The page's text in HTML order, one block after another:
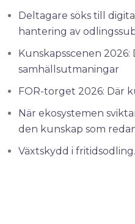
Deltagare söks till
hantering av
Kunskapsscenen
samhällsutmaningar
FOR-torget 2026: Där
När ekosystemen
den kunskap som
Växtskydd i